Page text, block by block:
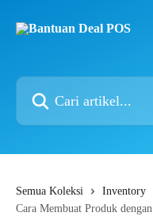
Cari artikel...
Semua Koleksi Inventory
Cara Membuat Produk